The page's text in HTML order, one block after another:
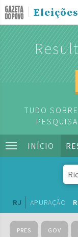
TUDO
INÍCIO
RJ APURAÇÃO
PRES GOV